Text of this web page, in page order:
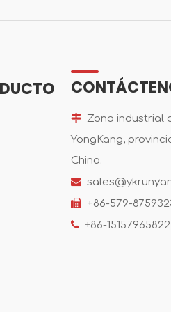
Zona industrial
YongKang,
China.

 +86-579-
 +86-15157965822